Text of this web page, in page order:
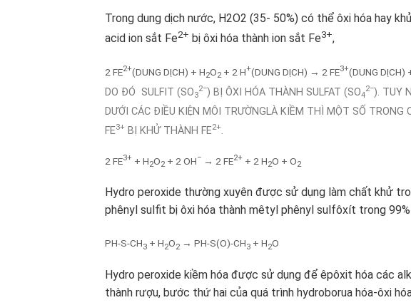
Trong dung dịch nước, H2O2 (35- 50%) có thể ôxi hóa hay
acid ion sắt Fe2+ bị ôxi hóa thành ion sắt Fe3+,
2 FE2+(DUNG DỊCH) + H2O2 + 2 H+(DUNG DỊCH) → 2 FE3+(DUNG DỊCH)
DO ĐÓ SULFIT (SO3
2−) BỊ ÔXI HÓA THÀNH SULFAT (SO4
2−). TUY
DƯỚI CÁC ĐIỀU KIỆN MÔI TRƯỜNGLÀ KIỀM THÌ MỘT SỐ TRONG
FE3+ BỊ KHỬ THÀNH FE2+.
2 FE3+ + H2O2 + 2 OH− → 2 FE2+ + 2 H2O + O2
Hydro peroxide thường xuyên được sử dụng làm chất khử
phênyl sulfit bị ôxi hóa thành mêtyl phênyl sulfôxít trong
PH-S-CH3 + H2O2 → PH-S(O)-CH3 + H2O
Hydro peroxide kiềm hóa được sử dụng để êpôxit hóa các
thành rượu, bước thứ hai của quá trình hydroborua hóa-ôxi